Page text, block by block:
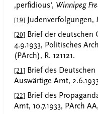
‚perfidious‘, Winnipeg
[19] Judenverfolgungen,
[20] Brief der deutschen
4.9.1933, Politisches
(PArch), R. 121121.
[21] Brief des
Auswärtige Amt,
[22] Brief des
Amt, 10.7.1933, PArch